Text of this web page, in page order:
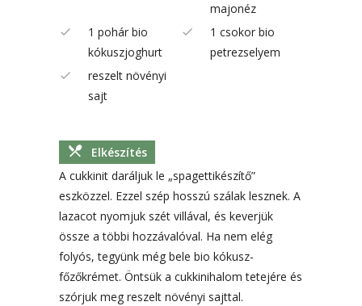
majonéz
1 pohár bio
kókuszjoghurt
1 csokor bio
petrezselyem
reszelt növényi
sajt
Elkészítés
A cukkinit daráljuk le „spagettikészítő”
eszközzel. Ezzel szép hosszú szálak lesznek. A
lazacot nyomjuk szét villával, és keverjük
össze a többi hozzávalóval. Ha nem elég
folyós, tegyünk még bele bio kókusz-
főzőkrémet. Öntsük a cukkinihalom tetejére és
szórjuk meg reszelt növényi sajttal.